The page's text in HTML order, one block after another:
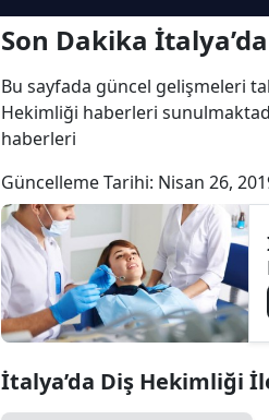
Son Dakika
Bu sayfada güncel gelişmeleri
Hekimliği haberleri
haberleri
Güncelleme Tarihi: Nisan 26,
İtalya’da Diş Hekimliği